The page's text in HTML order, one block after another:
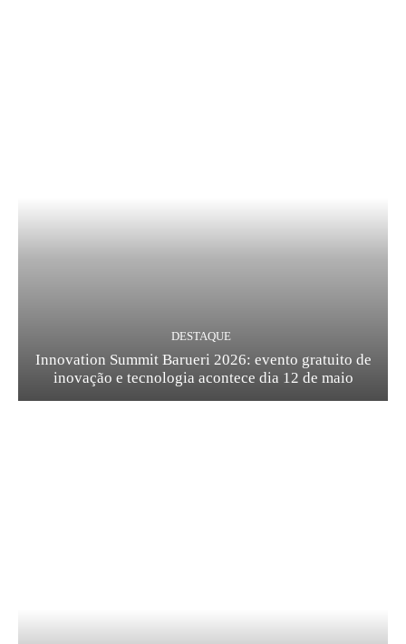
DESTAQUE
Innovation Summit Barueri 2026: evento gratuito de
inovação e tecnologia acontece dia 12 de maio